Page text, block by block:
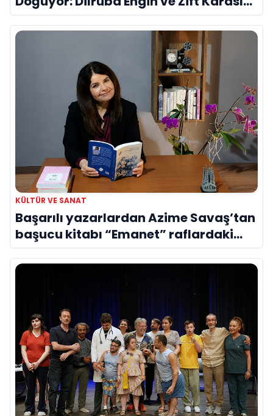
Evreni ‘AVENOİR’
KÜLTÜR VE SANAT
Başarılı yazarlardan Azime Savaş’tan
başucu kitabı “Emanet” raflardaki
yerini aldı